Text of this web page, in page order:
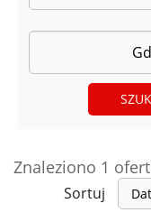
Znaleziono 1 ofert
Sortuj